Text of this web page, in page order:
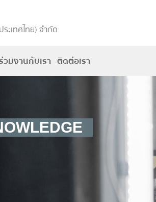
ระเทศไทย) จำกัด
วมงานกับเรา ติดต่อเรา